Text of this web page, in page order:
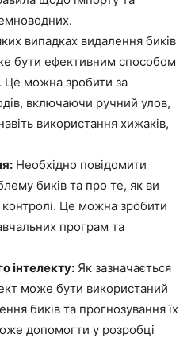
випадках видалення биків
бути ефективним способом
Це можна зробити за
включаючи ручний улов,
використання хижаків,
Необхідно повідомити
биків та про те, як ви
Це можна зробити
програм та
інтелекту: Як зазначається
може бути використаний
биків та прогнозування їх
допомогти у розробці